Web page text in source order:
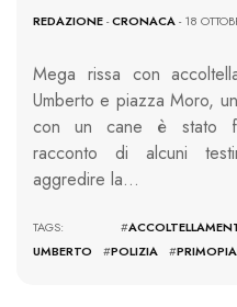
REDAZIONE-CRONACA- 18
Mega rissa con
Umberto e piazza Moro,
con un cane è stato
racconto di alcuni
aggredire la…
TAGS: #
UMBERTO
#POLIZIA #